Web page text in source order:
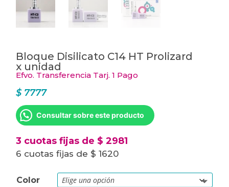
Bloque Disilicato C14 HT Prolizard
x unidad
Efvo. Transferencia Tarj. 1 Pago
$7777
Consultar sobre este producto
3 cuotas fijas de $ 2981
6 cuotas fijas de $ 1620
Color